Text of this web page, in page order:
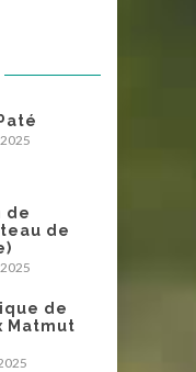
de
de
de
Matmut